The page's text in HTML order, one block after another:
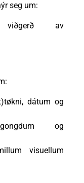
seg um:
viðgerð av
dátum og
og
visuellum